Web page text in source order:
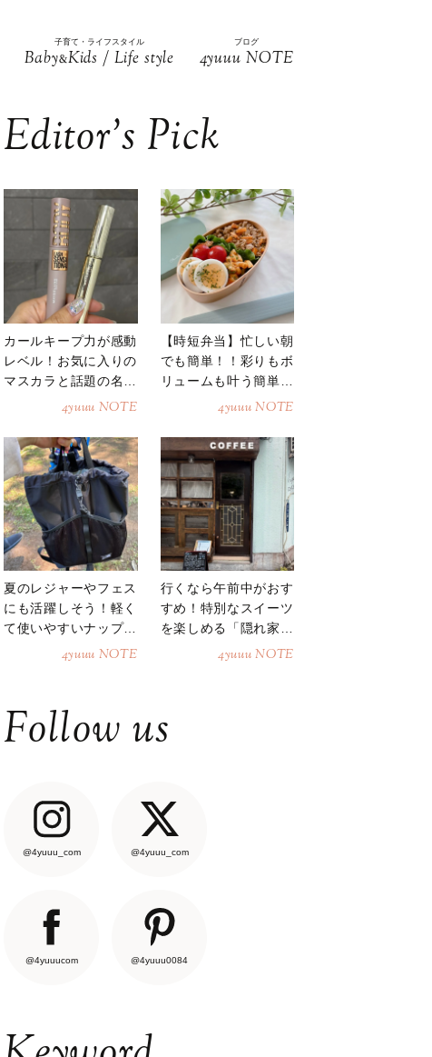
子育て・ライフスタイル
Baby&Kids / Life style
ブログ
4yuuu NOTE
Editor’s Pick
カールキープ力が感動
レベル！お気に入りの
マスカラと話題の名品
4yuuu NOTE
【時短弁当】忙しい朝
でも簡単！！彩りもボ
リュームも叶う簡単そ
4yuuu NOTE
夏のレジャーやフェス
にも活躍しそう！軽く
て使いやすいナップサ
4yuuu NOTE
行くなら午前中がおす
すめ！特別なスイーツ
を楽しめる「隠れ家カ
4yuuu NOTE
Follow us
@4yuuu_com @4yuuu_com
@4yuuucom @4yuuu0084